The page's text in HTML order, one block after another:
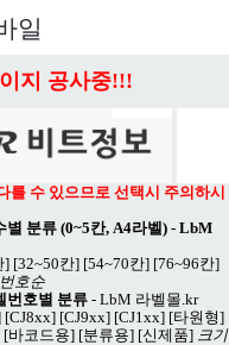
일
지 공사중!!!
를 수 있으므로 선택시 주의하시
분류 (0~5칸, A4라벨) - LbM
] [32~50칸] [54~70칸] [76~96칸]
호순
번호별 분류- LbM 라벨몰.kr
[CJ8xx] [CJ9xx] [CJ1xx] [타원형]
[바코드용] [분류용] [신제품] 크기